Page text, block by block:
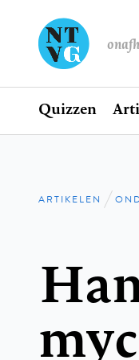
Home
Quizzen
ARTIKELEN